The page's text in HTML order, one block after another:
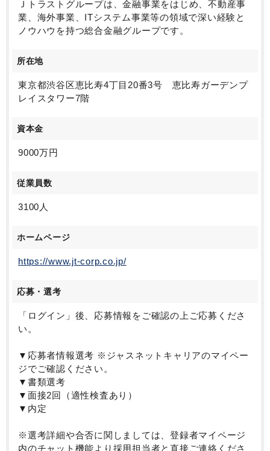
Ｊトラストグループは、金融事業をはじめ、不動産事
業、海外事業、ITシステム事業等の領域で深い経験と
ノウハウを持つ総合金融グループです。
所在地
東京都渋谷区恵比寿4丁目20番3号 恵比寿ガーデンプ
レイスタワー7階
資本金
9000万円
従業員数
3100人
ホームページ
https://www.jt-corp.co.jp/
応募・選考
「ログイン」後、応募情報をご確認の上ご応募くださ
い。
▼応募者情報選考 ※ジャスネットキャリアのマイペー
ジでご確認ください。
▼書類選考
▼面接2回（適性検査あり）
▼内定
※選考詳細や合否に関しましては、登録者マイページ
内のチャット機能より採用担当者と直接ご連絡くださ